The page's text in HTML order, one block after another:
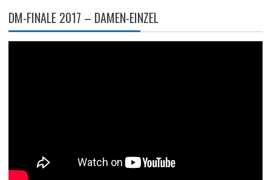
DM-FINALE 2017 – DAMEN-EINZEL